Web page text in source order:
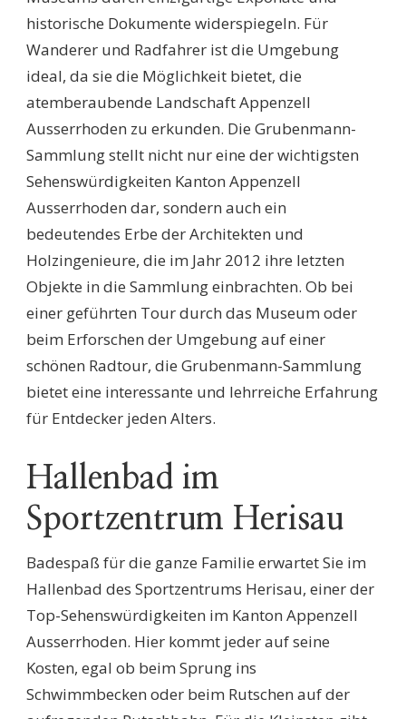
historische Dokumente widerspiegeln. Für
Wanderer und Radfahrer ist die Umgebung
ideal, da sie die Möglichkeit bietet, die
atemberaubende Landschaft Appenzell
Ausserrhoden zu erkunden. Die Grubenmann-
Sammlung stellt nicht nur eine der wichtigsten
Sehenswürdigkeiten Kanton Appenzell
Ausserrhoden dar, sondern auch ein
bedeutendes Erbe der Architekten und
Holzingenieure, die im Jahr 2012 ihre letzten
Objekte in die Sammlung einbrachten. Ob bei
einer geführten Tour durch das Museum oder
beim Erforschen der Umgebung auf einer
schönen Radtour, die Grubenmann-Sammlung
bietet eine interessante und lehrreiche Erfahrung
für Entdecker jeden Alters.
Hallenbad im
Sportzentrum Herisau
Badespaß für die ganze Familie erwartet Sie im
Hallenbad des Sportzentrums Herisau, einer der
Top-Sehenswürdigkeiten im Kanton Appenzell
Ausserrhoden. Hier kommt jeder auf seine
Kosten, egal ob beim Sprung ins
Schwimmbecken oder beim Rutschen auf der